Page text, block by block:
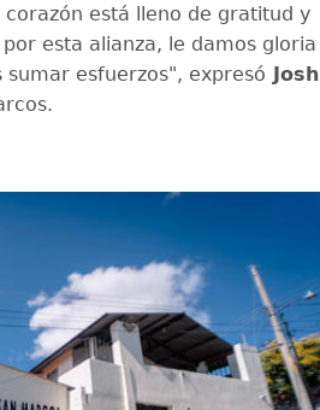
está lleno de gratitud y
esta alianza, le damos gloria
esfuerzos", expresó Josh